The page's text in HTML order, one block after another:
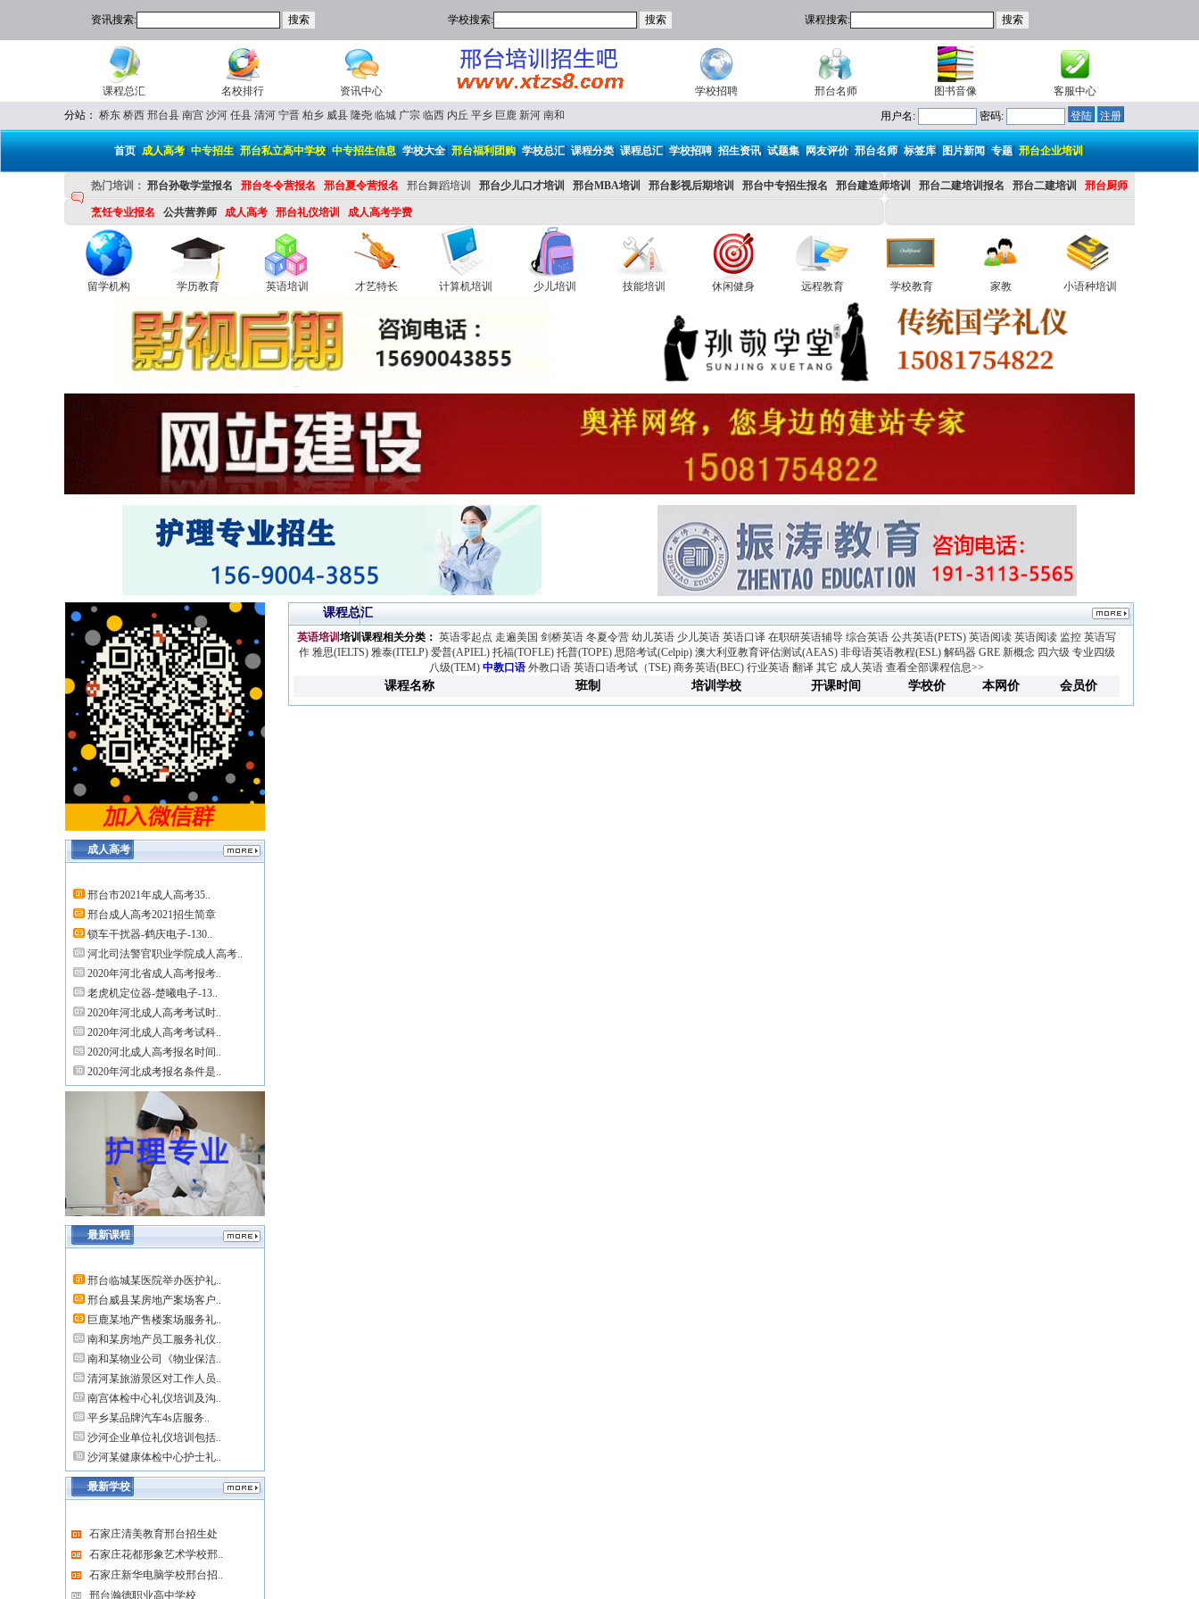
资讯搜索: 学校搜索: 课程搜索:
课程总汇 名校排行 资讯中心 学校招聘 邢台名师 图书音像
客服中心
分站： 桥东 桥西 邢台县 南宫 沙河 任县 清河 宁晋 柏乡 威县 隆尧 临城 广宗 临西 内丘 平乡 巨鹿 新河 南和 用户名: 密码:
首页|成人高考|中专招生|邢台私立高中学校|中专招生信息|学校大全|邢台福利团购|学校总汇|课程分类|课程总汇|学校招聘|招生资讯|试题集|网友评价|邢台名师|标签库|图片新闻|专题|邢台企业培训|
热门培训： 邢台孙敬学堂报名 邢台冬令营报名 邢台夏令营报名 邢台舞蹈培训 邢台少儿口才培训 邢台MBA培训 邢台影视后期培训 邢台中专招生报名 邢台建造师培训 邢台二建培训报名 邢台二建培训 邢台厨师
烹饪专业报名 公共营养师 成人高考 邢台礼仪培训 成人高考学费
留学机构 学历教育 英语培训 才艺特长 计算机培训 少儿培训 技能培训 休闲健身 远程教育 学校教育 家教 小语种培训
成人高考
邢台市2021年成人高考35..
邢台成人高考2021招生简章
锁车干扰器-鹤庆电子-130..
河北司法警官职业学院成人高考..
2020年河北省成人高考报考..
老虎机定位器-楚曦电子-13..
2020年河北成人高考考试时..
2020年河北成人高考考试科..
2020河北成人高考报名时间..
2020年河北成考报名条件是..
最新课程
邢台临城某医院举办医护礼..
邢台威县某房地产案场客户..
巨鹿某地产售楼案场服务礼..
南和某房地产员工服务礼仪..
南和某物业公司《物业保洁..
清河某旅游景区对工作人员..
南宫体检中心礼仪培训及沟..
平乡某品牌汽车4s店服务..
沙河企业单位礼仪培训包括..
沙河某健康体检中心护士礼..
最新学校
石家庄清美教育邢台招生处
石家庄花都形象艺术学校邢..
石家庄新华电脑学校邢台招..
邢台瀚德职业高中学校
课程总汇
英语培训 培训课程相关分类： 英语零起点 走遍美国 剑桥英语 冬夏令营 幼儿英语 少儿英语 英语口译 在职研英语辅导 综合英语 公共英语(PETS) 英语阅读 英语阅读 监控 英语写
作 雅思(IELTS) 雅泰(ITELP) 爱普(APIEL) 托福(TOFLE) 托普(TOPE) 思陪考试(Celpip) 澳大利亚教育评估测试(AEAS) 非母语英语教程(ESL) 解码器 GRE 新概念 四六级 专业四级
八级(TEM) 中教口语 外教口语 英语口语考试（TSE) 商务英语(BEC) 行业英语 翻译 其它 成人英语 查看全部课程信息>>
课程名称 班制 培训学校 开课时间 学校价 本网价 会员价